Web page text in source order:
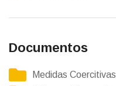
Documentos
Medidas Coercitivas